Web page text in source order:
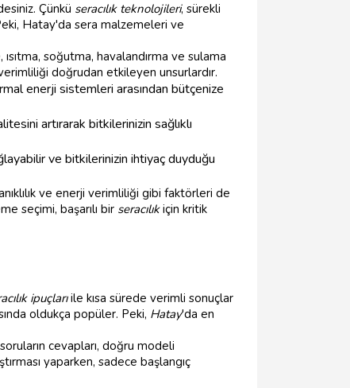
Çünkü seracılık teknolojileri, sürekli
Hatay'da sera malzemeleri ve
ısıtma, soğutma, havalandırma ve sulama
doğrudan etkileyen unsurlardır.
enerji sistemleri arasından bütçenize
artırarak bitkilerinizin sağlıklı
ve bitkilerinizin ihtiyaç duyduğu
ve enerji verimliliği gibi faktörleri de
seçimi, başarılı bir seracılıkiçin kritik
ipuçlarıile kısa sürede verimli sonuçlar
oldukça popüler. Peki, Hatay'da en
cevapları, doğru modeli
yaparken, sadece başlangıç